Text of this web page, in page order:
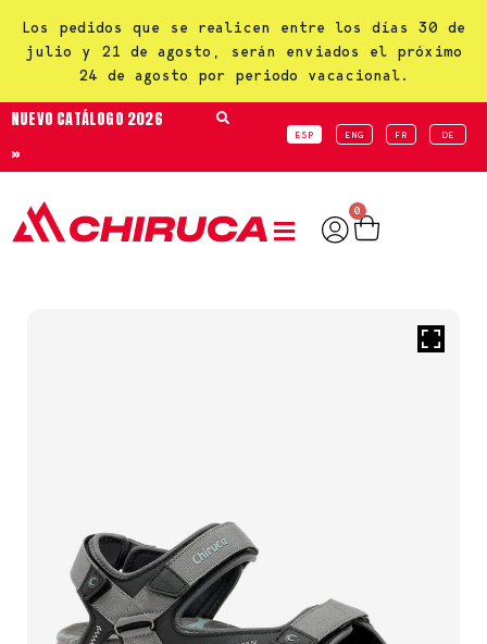
Los pedidos que se realicen entre los días 30 de
julio y 21 de agosto, serán enviados el próximo
24 de agosto por periodo vacacional.
NUEVO CATÁLOGO 2026
»
ESP ENG FR DE
0